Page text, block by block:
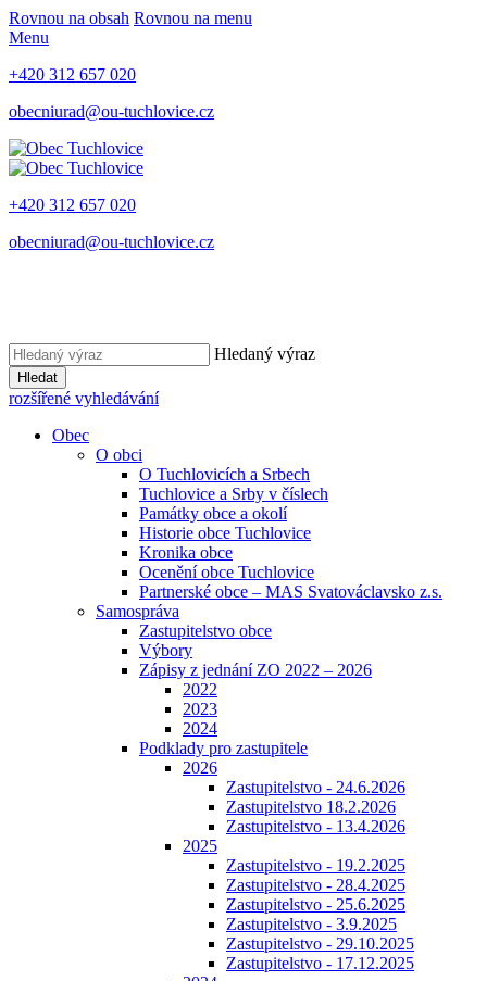
Rovnou na obsah Rovnou na menu
Menu
+420 312 657 020
obecniurad@ou-tuchlovice.cz
+420 312 657 020
obecniurad@ou-tuchlovice.cz
Hledaný výraz
Hledat
rozšířené vyhledávání
Obec
O obci
O Tuchlovicích a Srbech
Tuchlovice a Srby v číslech
Památky obce a okolí
Historie obce Tuchlovice
Kronika obce
Ocenění obce Tuchlovice
Partnerské obce – MAS Svatováclavsko z.s.
Samospráva
Zastupitelstvo obce
Výbory
Zápisy z jednání ZO 2022 – 2026
2022
2023
2024
Podklady pro zastupitele
2026
Zastupitelstvo - 24.6.2026
Zastupitelstvo 18.2.2026
Zastupitelstvo - 13.4.2026
2025
Zastupitelstvo - 19.2.2025
Zastupitelstvo - 28.4.2025
Zastupitelstvo - 25.6.2025
Zastupitelstvo - 3.9.2025
Zastupitelstvo - 29.10.2025
Zastupitelstvo - 17.12.2025